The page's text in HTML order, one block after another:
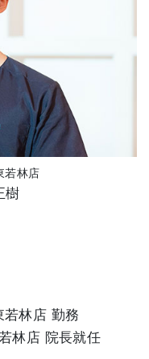
若林店
樹
若林店 勤務
林店 院長就任